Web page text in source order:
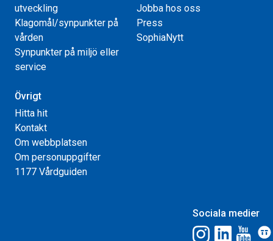
utveckling
Klagomål/synpunkter på
vården
Synpunkter på miljö eller
service
Jobba hos oss
Press
SophiaNytt
Övrigt
Hitta hit
Kontakt
Om webbplatsen
Om personuppgifter
1177 Vårdguiden
Sociala medier